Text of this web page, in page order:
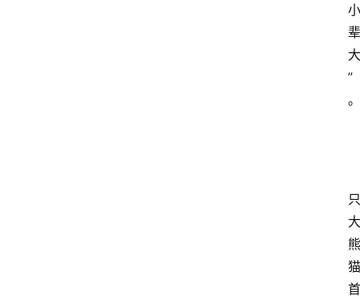
小
辈
大
”
。
只
大
熊
猫
首